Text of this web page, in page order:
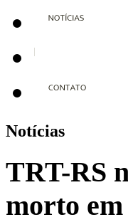
Notícias
TRT-RS
morto